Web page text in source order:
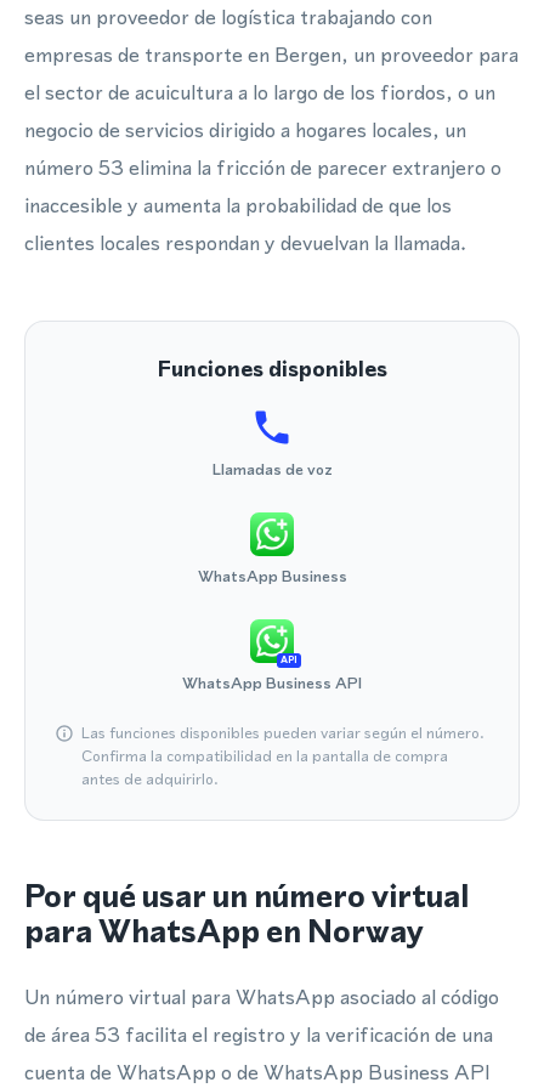
seas un proveedor de logística trabajando con
empresas de transporte en Bergen, un proveedor para
el sector de acuicultura a lo largo de los fiordos, o un
negocio de servicios dirigido a hogares locales, un
número 53 elimina la fricción de parecer extranjero o
inaccesible y aumenta la probabilidad de que los
clientes locales respondan y devuelvan la llamada.
Funciones disponibles
Llamadas de voz
WhatsApp Business
API
WhatsApp Business API
Las funciones disponibles pueden variar según el número.
Confirma la compatibilidad en la pantalla de compra
antes de adquirirlo.
Por qué usar un número virtual
para WhatsApp en Norway
Un número virtual para WhatsApp asociado al código
de área 53 facilita el registro y la verificación de una
cuenta de WhatsApp o de WhatsApp Business API